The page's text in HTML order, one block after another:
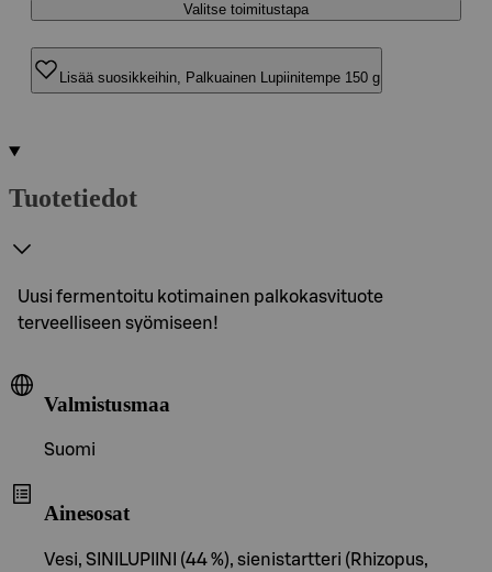
Valitse toimitustapa
Lisää suosikkeihin, Palkuainen Lupiinitempe 150 g
Tuotetiedot
Uusi fermentoitu kotimainen palkokasvituote
terveelliseen syömiseen!
Valmistusmaa
Suomi
Ainesosat
Vesi, SINILUPIINI (44 %), sienistartteri (Rhizopus,